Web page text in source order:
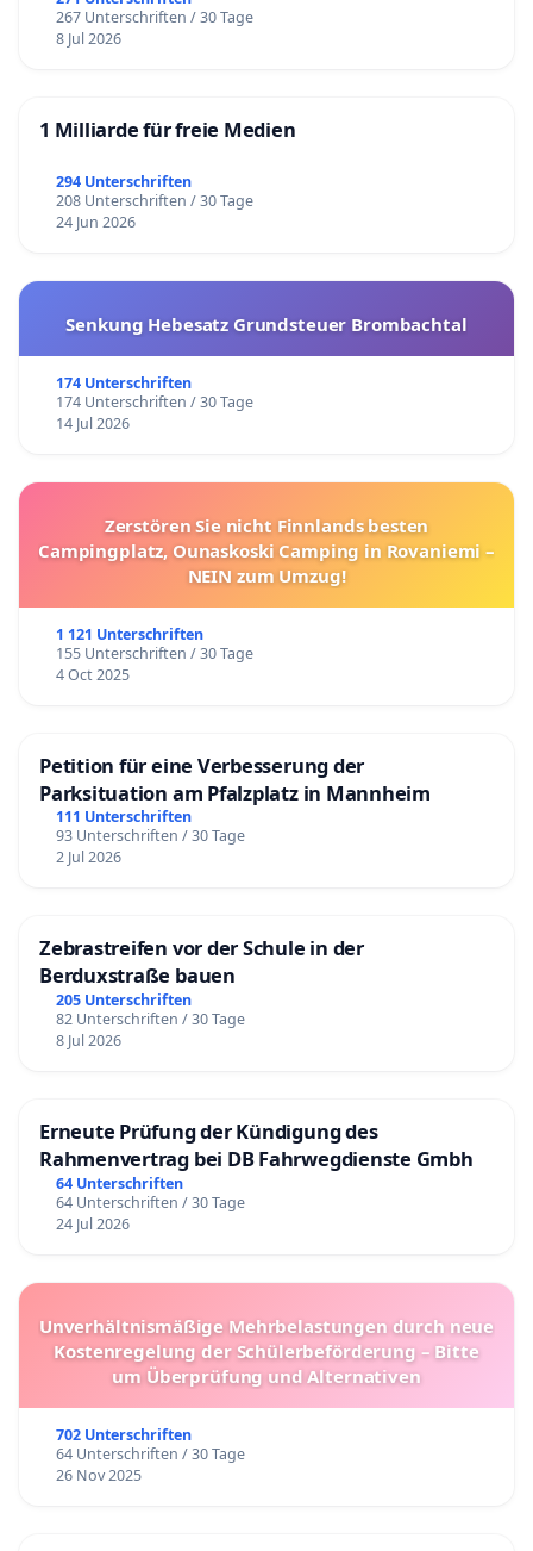
267 Unterschriften / 30 Tage
8 Jul 2026
1 Milliarde für freie Medien
294 Unterschriften
208 Unterschriften / 30 Tage
24 Jun 2026
Senkung Hebesatz Grundsteuer Brombachtal
174 Unterschriften
174 Unterschriften / 30 Tage
14 Jul 2026
Zerstören Sie nicht Finnlands besten
Campingplatz, Ounaskoski Camping in Rovaniemi –
NEIN zum Umzug!
1 121 Unterschriften
155 Unterschriften / 30 Tage
4 Oct 2025
Petition für eine Verbesserung der
Parksituation am Pfalzplatz in Mannheim
111 Unterschriften
93 Unterschriften / 30 Tage
2 Jul 2026
Zebrastreifen vor der Schule in der
Berduxstraße bauen
205 Unterschriften
82 Unterschriften / 30 Tage
8 Jul 2026
Erneute Prüfung der Kündigung des
Rahmenvertrag bei DB Fahrwegdienste Gmbh
64 Unterschriften
64 Unterschriften / 30 Tage
24 Jul 2026
Unverhältnismäßige Mehrbelastungen durch neue
Kostenregelung der Schülerbeförderung – Bitte
um Überprüfung und Alternativen
702 Unterschriften
64 Unterschriften / 30 Tage
26 Nov 2025